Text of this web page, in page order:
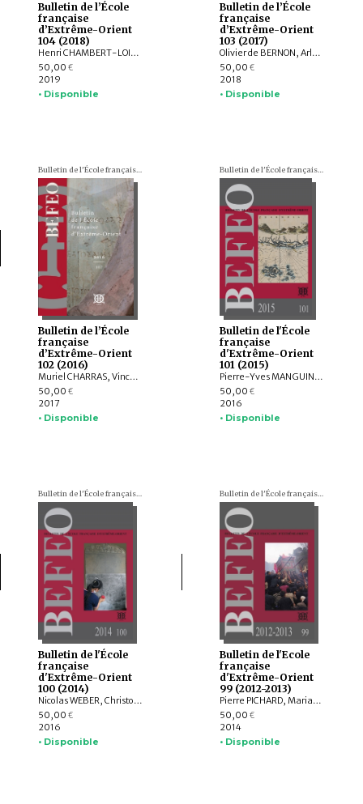
Bulletin de l’École
française
d’Extrême-Orient
104 (2018)
Henri CHAMBERT-LOIR, Hubert DELAHAYE, Aude FAVEREAU, Thomas Oliver PRYCE, Brice VINCENT, Pierre BAPTISTE, Andrea ACRI, David BOURGARIT, Grégory KOURILSKY, Lynn ATE, Tin Tin WIN, Louis CHAMPION, Thu Thu WIN, Kalayar MYAT MYAT HTWE, Aye Aye MAR, Baptiste PRADIER, Anna WILLIS, Mathilde MECHLING, Michele STEPHEN, Alexis LYCAS, LEI Yang, William Lloyd GIBSON, CAST:ING
50,00 €
2019
• Disponible
Bulletin de l’École
française
d’Extrême-Orient
103 (2017)
Olivier de BERNON, Arlo GRIFFITHS, Andrew OLLET, Bob HUDSON, Marc MIYAKE, Julian K. WHEATLEY, Jiří JÁKL, Tom HOOGERVORST, Jennifer L. GAYNOR, Nathan W. HILL, ZHAO Bing, Louise Allison CORT, Armand DESBAT, Béatrice WISNIEWSKI, WONG Sharon Wai-Yee, QIN Dashu, CHANG Jung Jung, YU Shan, HE Mengying, Alastair GORNALL, Hermann KULKE
50,00 €
2018
• Disponible
Bulletin de l'École française d'Extrême-Orient (BEFEO)
Bulletin de l’École
française
d’Extrême-Orient
102 (2016)
Muriel CHARRAS, Vincent TOURNIER, Roderich PTAK, Arlo GRIFFITHS, Jiří JÁKL, Hugo DAVID, Annabel Teh GALLOP, Amandine LEPOUTRE, Chiara BOCCI, Stefan BAUMS, Ingo STRAUCH, Kei KATAOKA, Mattia SALVINI, Péter-Dániel SZÁNTÓ, Andrea ACRI
50,00 €
2017
• Disponible
Bulletin de l'École française d'Extrême-Orient (BEFEO)
Bulletin de l'École
française
d'Extrême-Orient
101 (2015)
Pierre-Yves MANGUIN, Claudine SALMON , Paola CALANCA, Martin POLKINGHORNE, Amandine LEPOUTRE, Gregory SCHOPEN, Christine LORRE, Janet G. DOUGLAS, Federico CARO, GOH GEOK YIAN , Judith CAMERON, AGUSTIJANTO INDRAJAYA, Angela SCHOTTENHAMMER, CHENG Weichung, BASKORO D. TJAHJONO, Véronique DEGROOT
50,00 €
2016
• Disponible
Bulletin de l'École française d'Extrême-Orient (BEFEO)
Bulletin de l'École
française
d'Extrême-Orient
100 (2014)
Nicolas WEBER, Christophe POTTIER, Michela BUSSOTTI, Dominic GOODALL, Michel LORRILLARD, Dominique SOUTIF, Julia ESTEVE, Brice VINCENT, Gerdi GERSCHHEIMER, Martin POLKINGHORNE, Hélène NJOTO, Jean-Baptiste CHEVANCE, Michel ANTELME, Nicolas THOMAS, David BOURGARIT, Grégory KOURILSKY, IYANAGA Nobumi
50,00 €
2016
• Disponible
Bulletin de l'École française d'Extrême-Orient (BEFEO)
Bulletin de l'Ecole
française
d'Extrême-Orient
99 (2012-2013)
Pierre PICHARD, Marianne BUJARD, Frédéric GIRARD, Vincent GOOSSAERT, Bob HUDSON, Hugo DAVID, AGUSTIJANTO INDRAJAYA, Véronique DEGROOT, Pamela GUTMAN, Michael FALSER, Hadi SIDOMULYO, Robert WESSING, Rostislav BEREZKIN, WANNASARN NOONSUK
50,00 €
2014
• Disponible